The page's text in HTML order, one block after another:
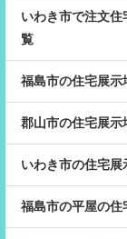
いわき市で注文
覧
福島市の住宅展示
郡山市の住宅展示
いわき市の住宅展
福島市の平屋の住